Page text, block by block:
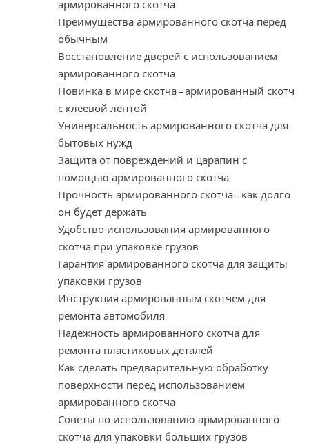
армированного скотча
Преимущества армированного скотча перед
обычным
Восстановление дверей с использованием
армированного скотча
Новинка в мире скотча – армированный скотч
с клеевой лентой
Универсальность армированного скотча для
бытовых нужд
Защита от повреждений и царапин с
помощью армированного скотча
Прочность армированного скотча – как долго
он будет держать
Удобство использования армированного
скотча при упаковке грузов
Гарантия армированного скотча для защиты
упаковки грузов
Инструкция армированным скотчем для
ремонта автомобиля
Надежность армированного скотча для
ремонта пластиковых деталей
Как сделать предварительную обработку
поверхности перед использованием
армированного скотча
Советы по использованию армированного
скотча для упаковки больших грузов